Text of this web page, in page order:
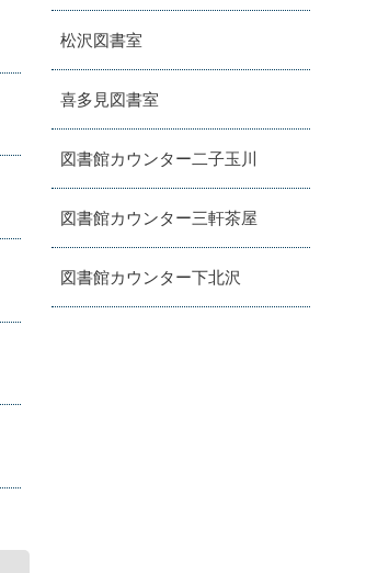
松沢図書室
喜多見図書室
図書館カウンター二子玉川
図書館カウンター三軒茶屋
図書館カウンター下北沢